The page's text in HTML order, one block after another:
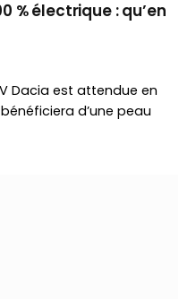
% électrique : qu’en
Dacia est attendue en
d’une peau